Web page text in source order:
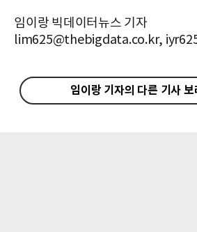
임이랑 빅데이터뉴스 기자
lim625@thebigdata.co.kr,
임이랑 기자의 다른 기사 보